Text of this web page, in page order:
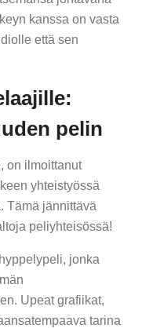
kanssa on vasta
että sen
pelin
on ilmoittanut
yhteistyössä
Tämä jännittävä
peliyhteisössä!
jonka
Upeat grafiikat,
tarina